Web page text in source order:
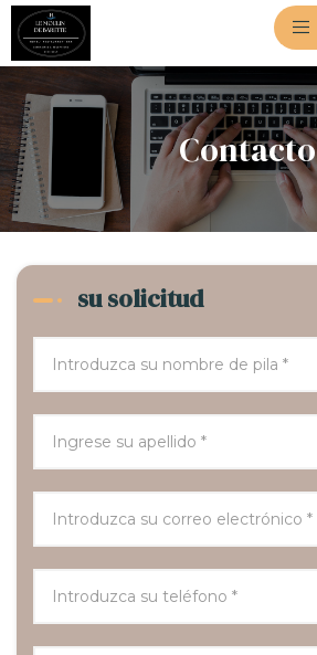
Contacto
su solicitud